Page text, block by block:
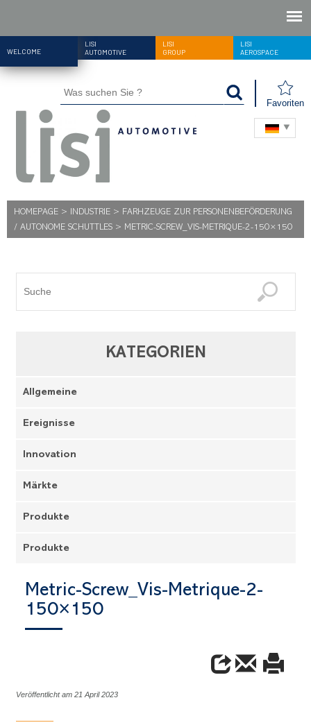
WELCOME
LISI
AUTOMOTIVE
LISI
GROUP
LISI
AEROSPACE
Favoriten
HOMEPAGE > INDUSTRIE > FARHZEUGE ZUR PERSONENBEFÖRDERUNG
/ AUTONOME SCHUTTLES > METRIC-SCREW_VIS-METRIQUE-2-150×150
KATEGORIEN
Allgemeine
Ereignisse
Innovation
Märkte
Produkte
Produkte
Metric-Screw_Vis-Metrique-2-
150×150
Veröffentlicht am 21 April 2023